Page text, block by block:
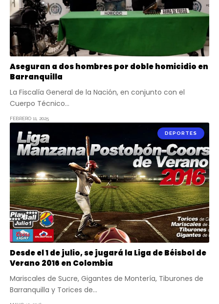
Aseguran a dos hombres por doble homicidio en
Barranquilla
La Fiscalía General de la Nación, en conjunto con el
Cuerpo Técnico…
FEBRERO 11, 2025
DEPORTES
Desde el 1 de julio, se jugará la Liga de Béisbol de
Verano 2016 en Colombia
Mariscales de Sucre, Gigantes de Montería, Tiburones de
Barranquilla y Torices de…